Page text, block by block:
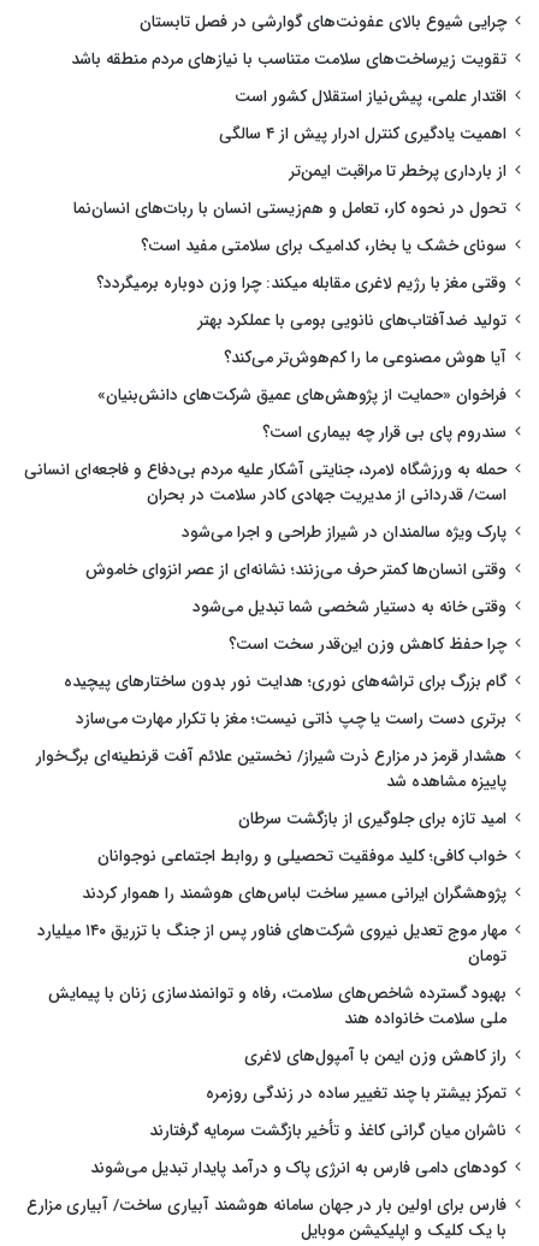
چرایی شیوع بالای عفونت‌های گوارشی در فصل تابستان
تقویت زیرساخت‌های سلامت متناسب با نیازهای مردم منطقه باشد
اقتدار علمی، پیش‌نیاز استقلال کشور است
اهمیت یادگیری کنترل ادرار پیش از ۴ سالگی
از بارداری پرخطر تا مراقبت ایمن‌تر
تحول در نحوه کار، تعامل و هم‌زیستی انسان با ربات‌های انسان‌نما
سونای خشک یا بخار، کدامیک برای سلامتی مفید است؟
وقتی مغز با رژیم لاغری مقابله میکند: چرا وزن دوباره برمیگردد؟
تولید ضدآفتاب‌های نانویی بومی با عملکرد بهتر
آیا هوش مصنوعی ما را کم‌هوش‌تر می‌کند؟
فراخوان «حمایت از پژوهش‌های عمیق شرکت‌های دانش‌بنیان»
سندروم پای بی قرار چه بیماری است؟
حمله به ورزشگاه لامرد، جنایتی آشکار علیه مردم بی‌دفاع و فاجعه‌ای انسانی
است/ قدردانی از مدیریت جهادی کادر سلامت در بحران
پارک ویژه سالمندان در شیراز طراحی و اجرا می‌شود
وقتی انسان‌ها کمتر حرف می‌زنند؛ نشانه‌ای از عصر انزوای خاموش
وقتی خانه به دستیار شخصی شما تبدیل می‌شود
چرا حفظ کاهش وزن این‌قدر سخت است؟
گام بزرگ برای تراشه‌های نوری؛ هدایت نور بدون ساختارهای پیچیده
برتری دست راست یا چپ ذاتی نیست؛ مغز با تکرار مهارت می‌سازد
هشدار قرمز در مزارع ذرت شیراز/ نخستین علائم آفت قرنطینه‌ای برگ‌خوار
پاییزه مشاهده شد
امید تازه برای جلوگیری از بازگشت سرطان
خواب کافی؛ کلید موفقیت تحصیلی و روابط اجتماعی نوجوانان
پژوهشگران ایرانی مسیر ساخت لباس‌های هوشمند را هموار کردند
مهار موج تعدیل نیروی شرکت‌های فناور پس از جنگ با تزریق ۱۴۰ میلیارد
تومان
بهبود گسترده شاخص‌های سلامت، رفاه و توانمندسازی زنان با پیمایش
ملی سلامت خانواده هند
راز کاهش وزن ایمن با آمپول‌های لاغری
تمرکز بیشتر با چند تغییر ساده در زندگی روزمره
ناشران میان گرانی کاغذ و تأخیر بازگشت سرمایه گرفتارند
کودهای دامی فارس به انرژی پاک و درآمد پایدار تبدیل می‌شوند
فارس برای اولین بار در جهان سامانه هوشمند آبیاری ساخت/ آبیاری مزارع
با یک کلیک و اپلیکیشن موبایل